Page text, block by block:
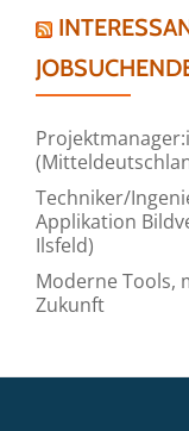
Techniker/
Applikation
Ilsfeld)
Moderne Tools,
Zukunft